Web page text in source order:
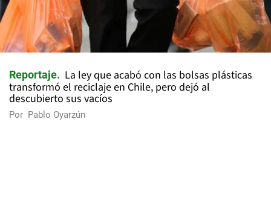
Reportaje
La ley que acabó con las bolsas plásticas
transformó el reciclaje en Chile, pero dejó al
descubierto sus vacíos
Por Pablo Oyarzún